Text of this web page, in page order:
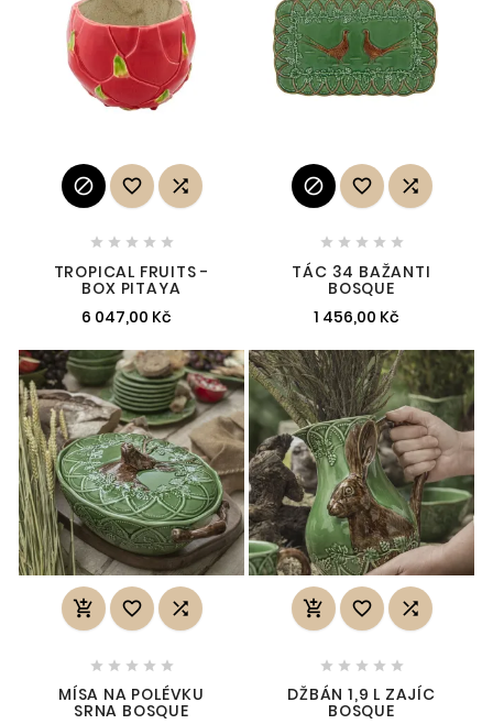
  
    
TROPICAL FRUITS -
BOX PITAYA
6 047,00 Kč
  
    
TÁC 34 BAŽANTI
BOSQUE
1 456,00 Kč
  
    
MÍSA NA POLÉVKU
SRNA BOSQUE
  
    
DŽBÁN 1,9 L ZAJÍC
BOSQUE